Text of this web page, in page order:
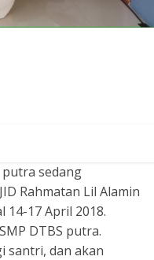
sedang
Rahmatan Lil Alamin
14-17 April 2018.
DTBS putra.
santri, dan akan